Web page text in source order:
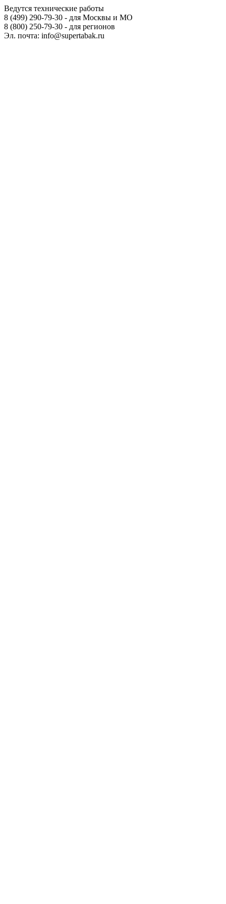
Ведутся технические работы
8 (499) 290-79-30 - для Москвы и МО
8 (800) 250-79-30 - для регионов
Эл. почта: info@supertabak.ru